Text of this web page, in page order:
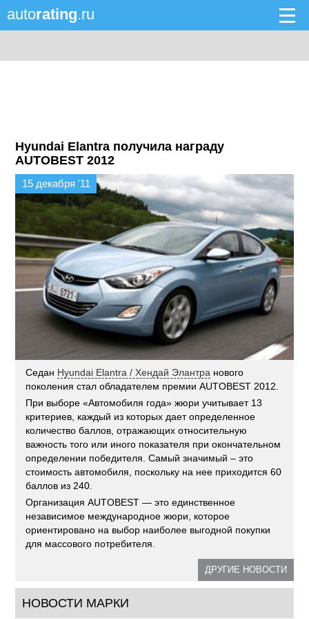
autorating.ru
Hyundai Elantra получила награду
AUTOBEST 2012
15 декабря '11
Седан Hyundai Elantra / Хендай Элантра нового
поколения стал обладателем премии AUTOBEST 2012.
При выборе «Автомобиля года» жюри учитывает 13
критериев, каждый из которых дает определенное
количество баллов, отражающих относительную
важность того или иного показателя при окончательном
определении победителя. Самый значимый – это
стоимость автомобиля, поскольку на нее приходится 60
баллов из 240.
Организация AUTOBEST — это единственное
независимое международное жюри, которое
ориентировано на выбор наиболее выгодной покупки
для массового потребителя.
ДРУГИЕ НОВОСТИ
НОВОСТИ МАРКИ